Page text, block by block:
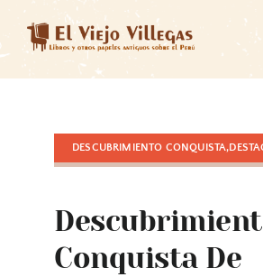
content
DESCUBRIMIENTO
Conquista De